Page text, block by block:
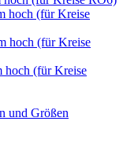
hoch (für Kreise
hoch (für Kreise
hoch (für Kreise
und Größen